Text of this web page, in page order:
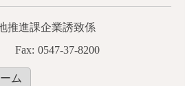
推進課企業誘致係
Fax: 0547-37-8200
ム